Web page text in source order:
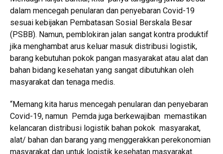
dalam mencegah penularan dan penyebaran Covid-19
sesuai kebijakan Pembatasan Sosial Berskala Besar
(PSBB). Namun, pemblokiran jalan sangat kontra produktif
jika menghambat arus keluar masuk distribusi logistik,
barang kebutuhan pokok pangan masyarakat atau alat dan
bahan bidang kesehatan yang sangat dibutuhkan oleh
masyarakat dan tenaga medis.
“Memang kita harus mencegah penularan dan penyebaran
Covid-19, namun Pemda juga berkewajiban memastikan
kelancaran distribusi logistik bahan pokok masyarakat,
alat/ bahan dan barang yang menggerakkan perekonomian
masyarakat dan untuk logistik kesehatan masyarakat.